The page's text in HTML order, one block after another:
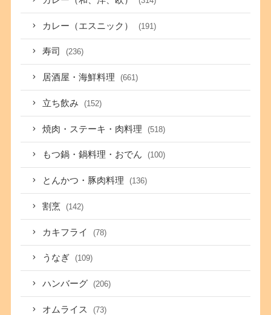
カレー（エスニック） (191)
寿司 (236)
居酒屋・海鮮料理 (661)
立ち飲み (152)
焼肉・ステーキ・肉料理 (518)
もつ鍋・鍋料理・おでん (100)
とんかつ・豚肉料理 (136)
割烹 (142)
カキフライ (78)
うなぎ (109)
ハンバーグ (206)
オムライス (73)